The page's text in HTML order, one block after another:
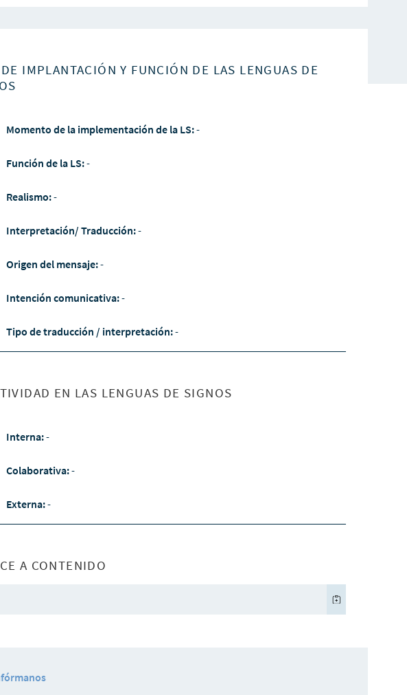
DE IMPLANTACIÓN Y FUNCIÓN DE LAS LENGUAS DE
Momento de la implementación de la LS:-
Función de la LS:-
Realismo:-
Interpretación/ Traducción:-
Origen del mensaje:-
Intención comunicativa:-
Tipo de traducción / interpretación:-
EN LAS LENGUAS DE SIGNOS
Interna:-
Colaborativa:-
Externa:-
A CONTENIDO